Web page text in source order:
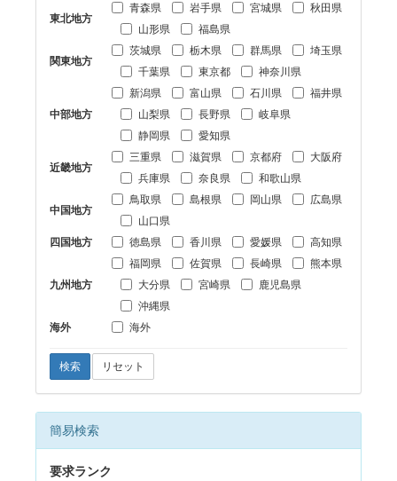
東北地方
青森県 岩手県 宮城県
秋田県
山形県
福島県
関東地方
茨城県 栃木県 群馬県
埼玉県
千葉県
東京都 神奈川県
中部地方
新潟県 富山県 石川県
福井県
山梨県
長野県
岐阜県
静岡県
愛知県
近畿地方
三重県 滋賀県 京都府
大阪府
兵庫県
奈良県 和歌山県
中国地方
鳥取県 島根県 岡山県
広島県
山口県
四国地方
徳島県 香川県 愛媛県 高知県
九州地方
福岡県 佐賀県 長崎県
熊本県
大分県
宮崎県
鹿児島県
沖縄県
海外
海外
検索 リセット
簡易検索
要求ランク